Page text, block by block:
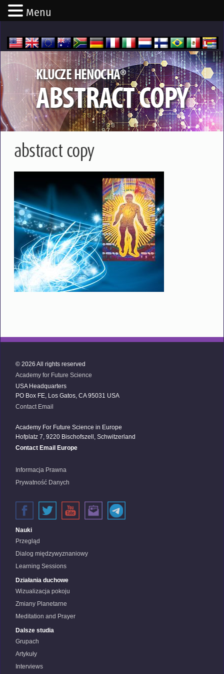
KLUCZE HENOCHA®
ABSTRACT COPY
abstract copy
© 2026 All rights reserved
Academy for Future Science
USA Headquarters
PO Box FE, Los Gatos, CA 95031 USA
Contact Email
Academy For Future Science in Europe
Hofplatz 7, 9220 Bischofszell, Schwitzerland
Contact Email Europe
Informacja Prawna
Prywatność Danych
Nauki
Przegląd
Dialog międzywyznaniowy
Learning Sessions
Działania duchowe
Wizualizacja pokoju
Zmiany Planetarne
Meditation and Prayer
Dalsze studia
Grupach
Artykuły
Interviews
Menu